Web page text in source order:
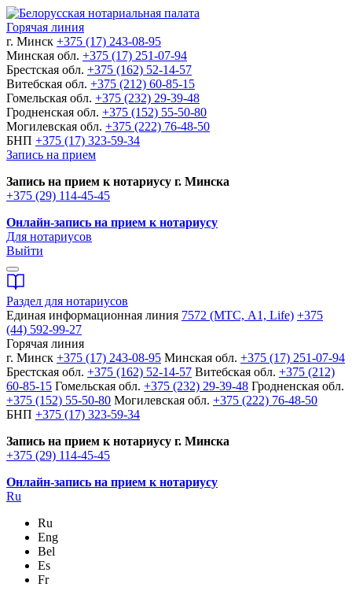
Горячая линия
г. Минск +375 (17) 243-08-95
Минская обл. +375 (17) 251-07-94
Брестская обл. +375 (162) 52-14-57
Витебская обл. +375 (212) 60-85-15
Гомельская обл. +375 (232) 29-39-48
Гродненская обл. +375 (152) 55-50-80
Могилевская обл. +375 (222) 76-48-50
БНП +375 (17) 323-59-34
Запись на прием
Запись на прием к нотариусу г. Минска
+375 (29) 114-45-45
Онлайн-запись на прием к нотариусу
Для нотариусов
Выйти
Раздел для нотариусов
Единая информационная линия 7572 (МТС, A1, Life) +375
(44) 592-99-27
Горячая линия
г. Минск +375 (17) 243-08-95 Минская обл. +375 (17) 251-07-94
Брестская обл. +375 (162) 52-14-57 Витебская обл. +375 (212)
60-85-15 Гомельская обл. +375 (232) 29-39-48 Гродненская обл.
+375 (152) 55-50-80 Могилевская обл. +375 (222) 76-48-50
БНП +375 (17) 323-59-34
Запись на прием к нотариусу г. Минска
+375 (29) 114-45-45
Онлайн-запись на прием к нотариусу
Ru
Ru
Eng
Bel
Es
Fr